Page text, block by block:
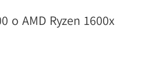
o AMD Ryzen 1600x